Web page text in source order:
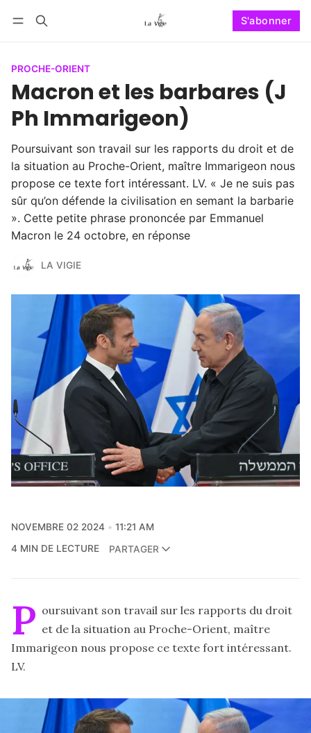
S'abonner
PROCHE-ORIENT
Macron et les barbares (J
Ph Immarigeon)
Poursuivant son travail sur les rapports du droit et de
la situation au Proche-Orient, maître Immarigeon nous
propose ce texte fort intéressant. LV. « Je ne suis pas
sûr qu’on défende la civilisation en semant la barbarie
». Cette petite phrase prononcée par Emmanuel
Macron le 24 octobre, en réponse
LA VIGIE
NOVEMBRE 02 2024
11:21 AM
4 MIN DE LECTURE
PARTAGER
P oursuivant son travail sur les rapports du droit
et de la situation au Proche-Orient, maître
Immarigeon nous propose ce texte fort intéressant.
LV.